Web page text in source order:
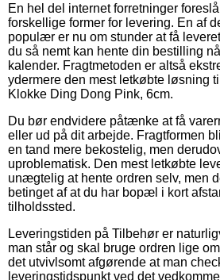
En hel del internet forretninger
forskellige former for levering. En af
populær er nu om stunder at få
du så nemt kan hente din bestilling
kalender. Fragtmetoden er altså
ydermere den mest letkøbte løsning
Klokke Ding Dong Pink, 6cm.
Du bør endvidere påtænke at få
eller ud på dit arbejde. Fragtformen
en tand mere bekostelig, men
uproblematisk. Den mest letkøbte
unægtelig at hente ordren selv, men
betinget af at du har bopæl i kort
tilholdssted.
Leveringstiden på Tilbehør er
man står og skal bruge ordren lige
det utvivlsomt afgørende at man
leveringstidspunkt ved det